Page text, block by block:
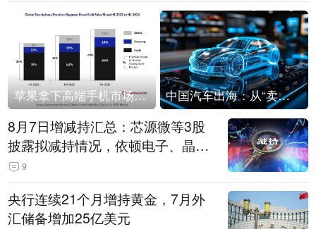
苹果拿下高端手机市场65%的份额：iPhone 17系列功不可没 中国汽车出海：从“卖出去”到“走进去”
8月7日增减持汇总：芯源微等3股
披露拟减持情况，依顿电子、晶华
微拟增持（表）
9
央行连续21个月增持黄金，7月外
汇储备增加25亿美元